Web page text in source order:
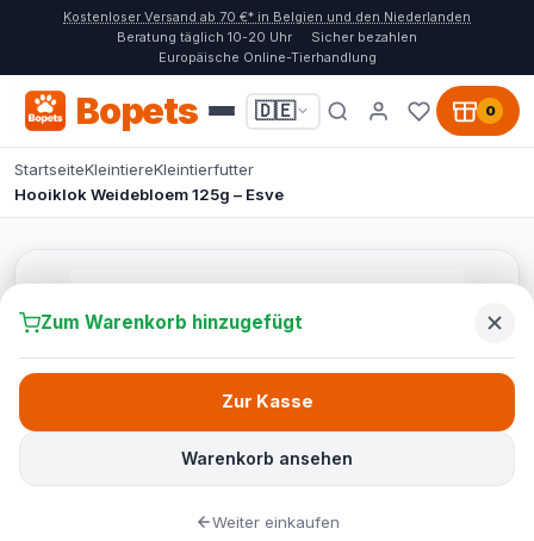
Kostenloser Versand ab 70 €* in Belgien und den Niederlanden
Beratung täglich 10-20 Uhr
Sicher bezahlen
Europäische Online-Tierhandlung
Bopets 🇩🇪 0
StartseiteKleintiereKleintierfutter
Hooiklok Weidebloem 125g – Esve
Zum Warenkorb hinzugefügt
Warenkorb ansehen
Zur Kasse
Weiter einkaufen